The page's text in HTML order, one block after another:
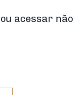
acessar não